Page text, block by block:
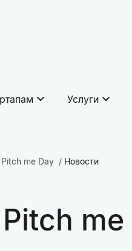
Услуги
me Day Новости
me